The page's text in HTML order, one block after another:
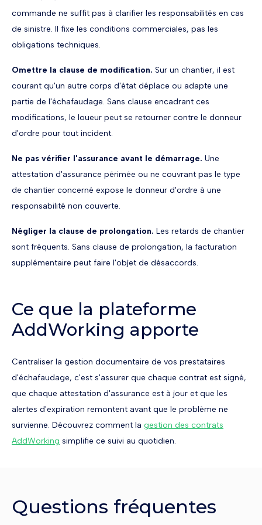
commande ne suffit pas à clarifier les responsabilités en cas
de sinistre. Il fixe les conditions commerciales, pas les
obligations techniques.
Omettre la clause de modification. Sur un chantier, il est
courant qu'un autre corps d'état déplace ou adapte une
partie de l'échafaudage. Sans clause encadrant ces
modifications, le loueur peut se retourner contre le donneur
d'ordre pour tout incident.
Ne pas vérifier l'assurance avant le démarrage. Une
attestation d'assurance périmée ou ne couvrant pas le type
de chantier concerné expose le donneur d'ordre à une
responsabilité non couverte.
Négliger la clause de prolongation. Les retards de chantier
sont fréquents. Sans clause de prolongation, la facturation
supplémentaire peut faire l'objet de désaccords.
Ce que la plateforme
AddWorking apporte
Centraliser la gestion documentaire de vos prestataires
d'échafaudage, c'est s'assurer que chaque contrat est signé,
que chaque attestation d'assurance est à jour et que les
alertes d'expiration remontent avant que le problème ne
survienne. Découvrez comment la gestion des contrats
AddWorking simplifie ce suivi au quotidien.
Questions fréquentes